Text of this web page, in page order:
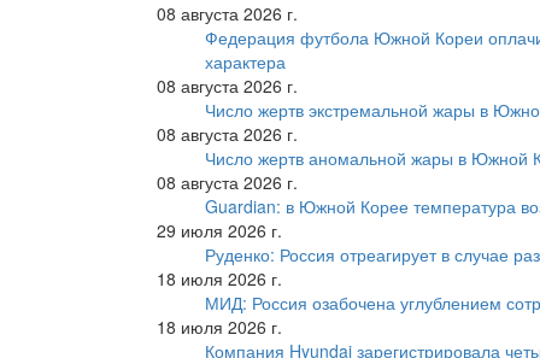
08 августа 2026 г.
Федерация футбола Южной Кореи
характера
08 августа 2026 г.
Число жертв экстремальной жары в
08 августа 2026 г.
Число жертв аномальной жары в Южной
08 августа 2026 г.
Guardian: в Южной Корее температура
29 июля 2026 г.
Руденко: Россия отреагирует в случае
18 июля 2026 г.
МИД: Россия озабочена углублением
18 июля 2026 г.
Компания Hyundai зарегистрировала